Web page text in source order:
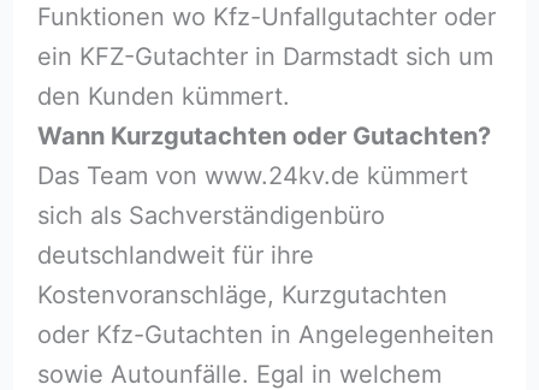
Funktionen wo Kfz-Unfallgutachter oder
ein KFZ-Gutachter in Darmstadt sich um
den Kunden kümmert.
Wann Kurzgutachten oder Gutachten?
Das Team von www.24kv.de kümmert
sich als Sachverständigenbüro
deutschlandweit für ihre
Kostenvoranschläge, Kurzgutachten
oder Kfz-Gutachten in Angelegenheiten
sowie Autounfälle. Egal in welchem